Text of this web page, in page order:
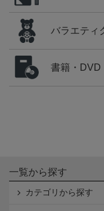
バラエティ
書籍・DVD
一覧から探す
カテゴリから探す